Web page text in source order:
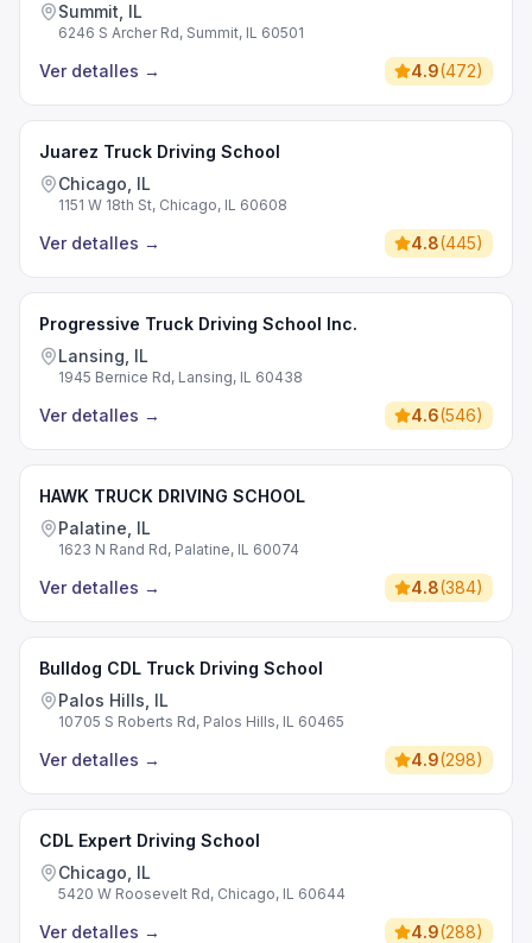
Summit, IL
6246 S Archer Rd, Summit, IL 60501
Ver detalles → 4.9(472)
Juarez Truck Driving School
Chicago, IL
1151 W 18th St, Chicago, IL 60608
Ver detalles → 4.8(445)
Progressive Truck Driving School Inc.
Lansing, IL
1945 Bernice Rd, Lansing, IL 60438
Ver detalles → 4.6(546)
HAWK TRUCK DRIVING SCHOOL
Palatine, IL
1623 N Rand Rd, Palatine, IL 60074
Ver detalles → 4.8(384)
Bulldog CDL Truck Driving School
Palos Hills, IL
10705 S Roberts Rd, Palos Hills, IL 60465
Ver detalles → 4.9(298)
CDL Expert Driving School
Chicago, IL
5420 W Roosevelt Rd, Chicago, IL 60644
Ver detalles → 4.9(288)